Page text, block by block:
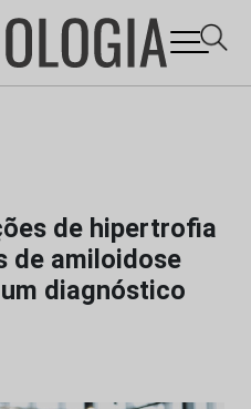
de hipertrofia
de amiloidose
diagnóstico